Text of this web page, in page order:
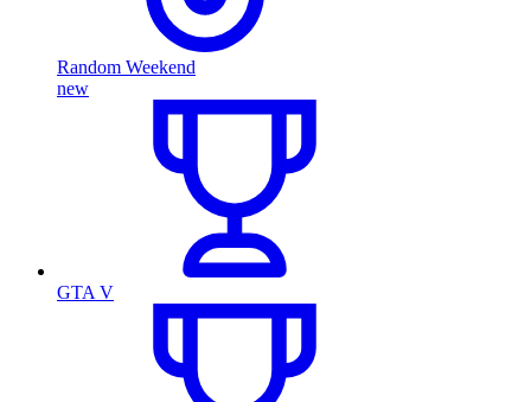
Random Weekend
new
GTA V